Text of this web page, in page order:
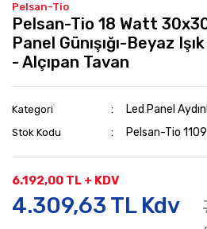
Pelsan-Tio
Pelsan-Tio 18 Watt
Panel Günışığı-Beyaz
- Alçıpan Tavan
Kategori Led Panel
Stok Kodu Pelsan-Tio
6.192,00 TL + KDV
4.309,63 TL Kdv